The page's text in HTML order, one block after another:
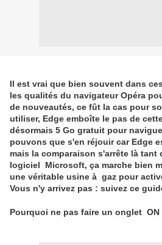
Il est vrai que bien souvent dans
les qualités du navigateur Opéra
de nouveautés, ce fût la cas pour
utiliser, Edge emboîte le pas de
désormais 5 Go gratuit pour
pouvons que s'en réjouir car Edge
mais la comparaison s'arrête là tant
logiciel Microsoft, ça marche bien
une véritable usine à gaz pour
Vous n'y arrivez pas : suivez ce
Pourquoi ne pas faire un onglet